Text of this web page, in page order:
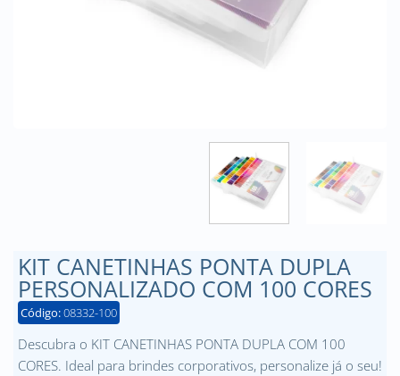
KIT CANETINHAS PONTA DUPLA
PERSONALIZADO COM 100 CORES
Código:08332-100
Descubra o KIT CANETINHAS PONTA DUPLA COM 100
CORES. Ideal para brindes corporativos, personalize já o seu!